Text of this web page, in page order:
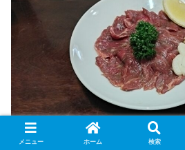
メニュー ホーム 検索